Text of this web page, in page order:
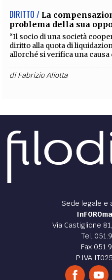
DIRITTO / La
problema della sua
“Il socio di una società
diritto alla quota di
allorché si verifica una causa
diFabrizio Aliotta
Sede legale e
Via Castiglione
Tel.
Fax
P.IVA